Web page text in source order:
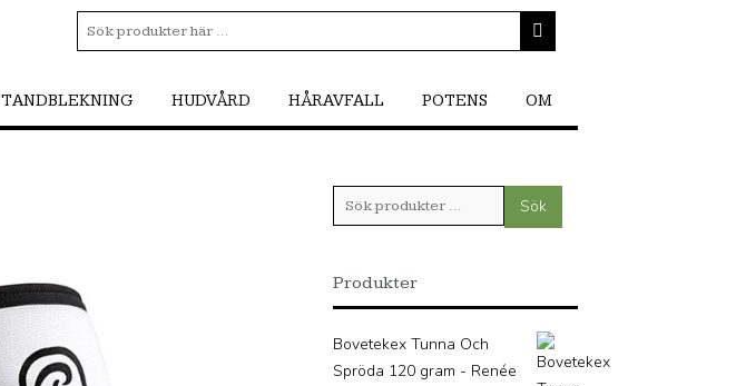
TANDBLEKNING HUDVÅRD HÅRAVFALL POTENS OM
Sök
efter:
Sök
Produkter
Bovetekex Tunna Och
Spröda 120 gram - Renée